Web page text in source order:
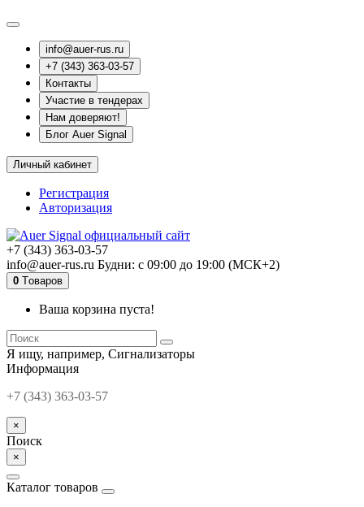
info@auer-rus.ru
+7 (343) 363-03-57
Контакты
Участие в тендерах
Нам доверяют!
Блог Auer Signal
Личный кабинет
Регистрация
Авторизация
+7 (343) 363-03-57
info@auer-rus.ru Будни: с 09:00 до 19:00 (МСК+2)
0 Tоваров
Ваша корзина пуста!
Я ищу, например, Сигнализаторы
Информация
+7 (343) 363-03-57
×
Поиск
×
Каталог товаров